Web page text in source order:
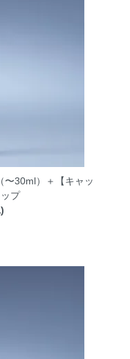
〜30ml）＋【キャッ
プ